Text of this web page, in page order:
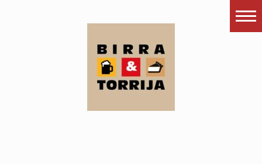
¿Esto que es pués?
Últimas visitas
Todos los garitos